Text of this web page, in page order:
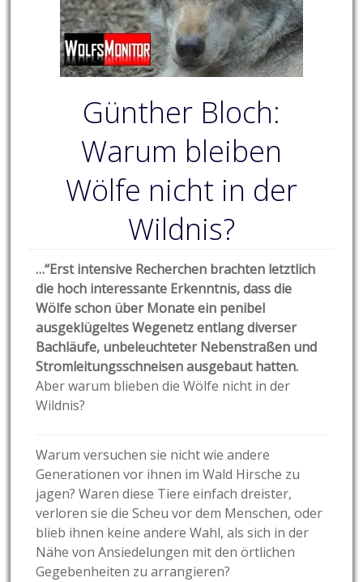
Günther Bloch:
Warum bleiben
Wölfe nicht in der
Wildnis?
…“Erst intensive Recherchen brachten letztlich
die hoch interessante Erkenntnis, dass die
Wölfe schon über Monate ein penibel
ausgeklügeltes Wegenetz entlang diverser
Bachläufe, unbeleuchteter Nebenstraßen und
Stromleitungsschneisen ausgebaut hatten.
Aber warum blieben die Wölfe nicht in der
Wildnis?
Warum versuchen sie nicht wie andere
Generationen vor ihnen im Wald Hirsche zu
jagen? Waren diese Tiere einfach dreister,
verloren sie die Scheu vor dem Menschen, oder
blieb ihnen keine andere Wahl, als sich in der
Nähe von Ansiedelungen mit den örtlichen
Gegebenheiten zu arrangieren?